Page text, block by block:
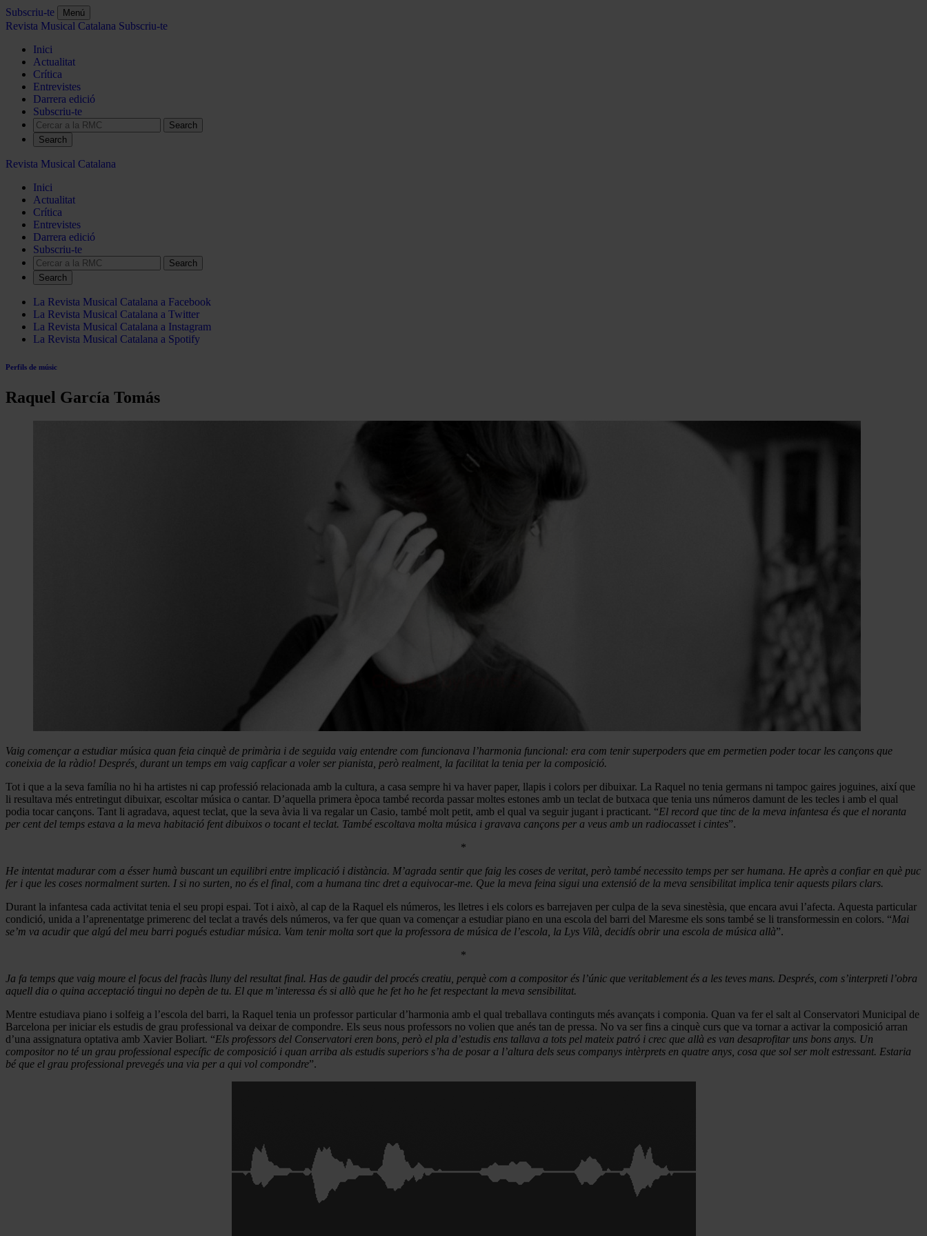
Subscriu-te Menú
Revista Musical Catalana Subscriu-te
Inici
Actualitat
Crítica
Entrevistes
Darrera edició
Subscriu-te
Search
Revista Musical Catalana
Inici
Actualitat
Crítica
Entrevistes
Darrera edició
Subscriu-te
Search
La Revista Musical Catalana a Facebook
La Revista Musical Catalana a Twitter
La Revista Musical Catalana a Instagram
La Revista Musical Catalana a Spotify
Perfils de músic
Raquel García Tomás
Vaig començar a estudiar música quan feia cinquè de primària i de seguida vaig entendre com funcionava l’harmonia funcional: era com tenir superpoders que em permetien poder tocar les cançons que
coneixia de la ràdio! Després, durant un temps em vaig capficar a voler ser pianista, però realment, la facilitat la tenia per la composició.
Tot i que a la seva família no hi ha artistes ni cap professió relacionada amb la cultura, a casa sempre hi va haver paper, llapis i colors per dibuixar. La Raquel no tenia germans ni tampoc gaires joguines, així que
li resultava més entretingut dibuixar, escoltar música o cantar. D’aquella primera època també recorda passar moltes estones amb un teclat de butxaca que tenia uns números damunt de les tecles i amb el qual
podia tocar cançons. Tant li agradava, aquest teclat, que la seva àvia li va regalar un Casio, també molt petit, amb el qual va seguir jugant i practicant. “El record que tinc de la meva infantesa és que el noranta
per cent del temps estava a la meva habitació fent dibuixos o tocant el teclat. També escoltava molta música i gravava cançons per a veus amb un radiocasset i cintes”.
*
He intentat madurar com a ésser humà buscant un equilibri entre implicació i distància. M’agrada sentir que faig les coses de veritat, però també necessito temps per ser humana. He après a confiar en què puc
fer i que les coses normalment surten. I si no surten, no és el final, com a humana tinc dret a equivocar-me. Que la meva feina sigui una extensió de la meva sensibilitat implica tenir aquests pilars clars.
Durant la infantesa cada activitat tenia el seu propi espai. Tot i això, al cap de la Raquel els números, les lletres i els colors es barrejaven per culpa de la seva sinestèsia, que encara avui l’afecta. Aquesta particular
condició, unida a l’aprenentatge primerenc del teclat a través dels números, va fer que quan va començar a estudiar piano en una escola del barri del Maresme els sons també se li transformessin en colors. “Mai
se’m va acudir que algú del meu barri pogués estudiar música. Vam tenir molta sort que la professora de música de l’escola, la Lys Vilà, decidís obrir una escola de música allà”.
*
Ja fa temps que vaig moure el focus del fracàs lluny del resultat final. Has de gaudir del procés creatiu, perquè com a compositor és l’únic que veritablement és a les teves mans. Després, com s’interpreti l’obra
aquell dia o quina acceptació tingui no depèn de tu. El que m’interessa és si allò que he fet ho he fet respectant la meva sensibilitat.
Mentre estudiava piano i solfeig a l’escola del barri, la Raquel tenia un professor particular d’harmonia amb el qual treballava continguts més avançats i componia. Quan va fer el salt al Conservatori Municipal de
Barcelona per iniciar els estudis de grau professional va deixar de compondre. Els seus nous professors no volien que anés tan de pressa. No va ser fins a cinquè curs que va tornar a activar la composició arran
d’una assignatura optativa amb Xavier Boliart. “Els professors del Conservatori eren bons, però el pla d’estudis ens tallava a tots pel mateix patró i crec que allà es van desaprofitar uns bons anys. Un
compositor no té un grau professional específic de composició i quan arriba als estudis superiors s’ha de posar a l’altura dels seus companys intèrprets en quatre anys, cosa que sol ser molt estressant. Estaria
bé que el grau professional prevegés una via per a qui vol compondre”.